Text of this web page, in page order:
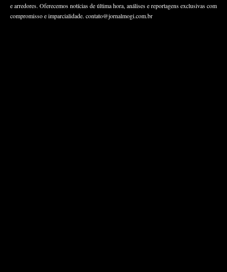
e arredores. Oferecemos notícias de última hora, análises e reportagens exclusivas com
compromisso e imparcialidade. contato@jornalmogi.com.br